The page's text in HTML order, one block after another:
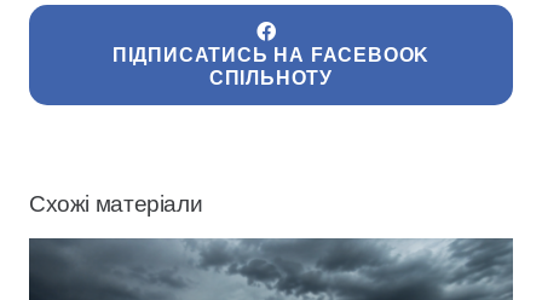
ПІДПИСАТИСЬ НА FACEBOOK
СПІЛЬНОТУ
Схожі матеріали